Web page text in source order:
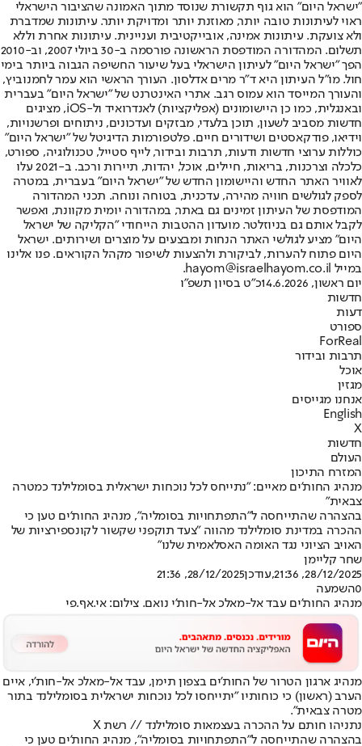
"ישראל היום" הוא גוף תקשורת שנוסד מתוך האמונה שהציבור הישראלי
ראוי לעיתונות טובה יותר, מאוזנת יותר ומדויקת יותר. עיתונות שמדברת
ולא צועקת. עיתונות אמינה, אובייקטיבית ועניינית. עיתונות אחרת וללא
תשלום. המהדורה המודפסת הראשונה פורסמה ב-30 ביולי 2007, וב-2010
הפך "ישראל היום" לעיתון הישראלי בעל שיעור החשיפה הגבוה ביותר בימי
חול. מו"ל העיתון היא ד"ר מרים אדלסון. העורך הראשי הוא עמר לחמנוביץ,
והעורך המייסד הוא עמוס רגב. אתרי האינטרנט של "ישראל היום" בעברית
ובאנגלית, כמו כן היישומונים (אפליקציות) לאנדרואיד ול-iOS, מציגים
חדשות מסביב לשעון, תוכן בלעדי, מבזקים ועדכונים, ניתוחים ופרשנויות,
וידיאו, פודקאסטים ושידורים חיים. פלטפורמות הדיגיטל של "ישראל היום"
כוללות ערוצי חדשות ודעות, תרבות ובידור, לייף סטייל, טכנולוגיה, ספורט,
כלכלה וצרכנות, בריאות, חיילים, אוכל, יהדות, תיירות ורכב. ב-2021 עלו
לאוויר האתר החדש והיישומון החדש של "ישראל היום" בעברית, במטרה
לספק לגולשים חוויה מהירה, עדכנית, בטוחה ונוחה. תכני המהדורה
המודפסת של העיתון זמינים גם באתר, במהדורה יומית מקוונת, ואפשר
לקבל אותם גם בניוזלטר. מועדון ההטבות הייחודי "הקליקה של ישראל
היום" מציע לגולשי האתר הנחות ומבצעים על מוצרים ושירותים. ישראל
היום פתוח להערות, לביקורת ולהצעות לשיפור מקהל הקוראים. פנו אלינו
במייל hayom@israelhayom.co.il.
יום ראשון, 14.6.2026
כ"ט בסיון תשפ"ו
חדשות
דעות
ספורט
ForReal
תרבות ובידור
אוכל
מגזין
אנחנו מגייסים
English
X
חדשות
העולם
המזרח התיכון
מנהיג החות'ים מאיים: "נתייחס לכל נוכחות ישראלית בסומלילנד כמטרה
צבאית"
בהצהרה שהתייחסה ל"התפתחויות בסומליה", מנהיג החות'ים טען כי
ההכרה במדינת סומלילנד מהווה "צעד תוקפני שקשור לקונספירציות של
האויב הציוני נגד האומה האסלאמית שלנו"
שחר קליימן
28/12/2025, 21:36
,עודכן28/12/2025, 21:36
0השמעה
מנהיג החות'ים עבד אל-מאלכ אל-חות'י נואם. צילום: אי.אף.פי
מנהיג ארגון הטרור של החות'ים בצפון תימן, עבד אל-מאלכ אל-חות'י, איים
הערב (ראשון) כי כוחותיו "יתייחסו לכל נוכחות ישראלית בסומלילנד בתור
מטרה צבאית".
נתניהו חותם על ההכרה בעצמאות סומלילנד // רשת X
בהצהרה שהתייחסה ל"התפתחויות בסומליה", מנהיג החות'ים טען כי